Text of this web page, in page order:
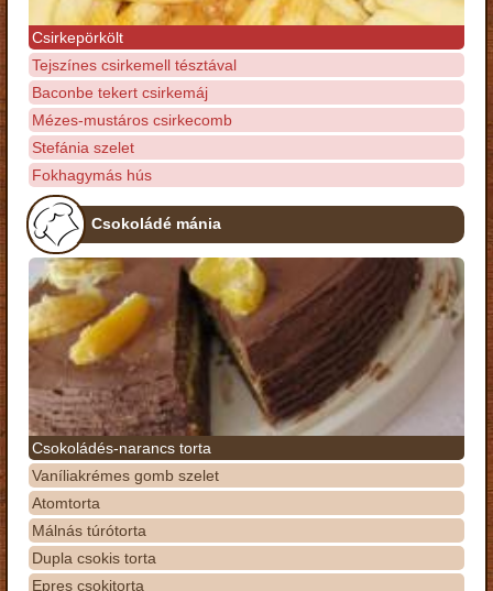
Csirkepörkölt
Tejszínes csirkemell tésztával
Baconbe tekert csirkemáj
Mézes-mustáros csirkecomb
Stefánia szelet
Fokhagymás hús
Csokoládé mánia
Csokoládés-narancs torta
Vaníliakrémes gomb szelet
Atomtorta
Málnás túrótorta
Dupla csokis torta
Epres csokitorta